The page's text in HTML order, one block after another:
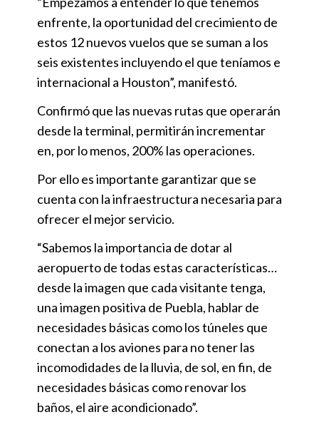
enfrente, la oportunidad del crecimiento de
estos 12 nuevos vuelos que se suman a los
seis existentes incluyendo el que teníamos e
internacional a Houston”, manifestó.
Confirmó que las nuevas rutas que operarán
desde la terminal, permitirán incrementar
en, por lo menos, 200% las operaciones.
Por ello es importante garantizar que se
cuenta con la infraestructura necesaria para
ofrecer el mejor servicio.
“Sabemos la importancia de dotar al
aeropuerto de todas estas características…
desde la imagen que cada visitante tenga,
una imagen positiva de Puebla, hablar de
necesidades básicas como los túneles que
conectan a los aviones para no tener las
incomodidades de la lluvia, de sol, en fin, de
necesidades básicas como renovar los
baños, el aire acondicionado”.